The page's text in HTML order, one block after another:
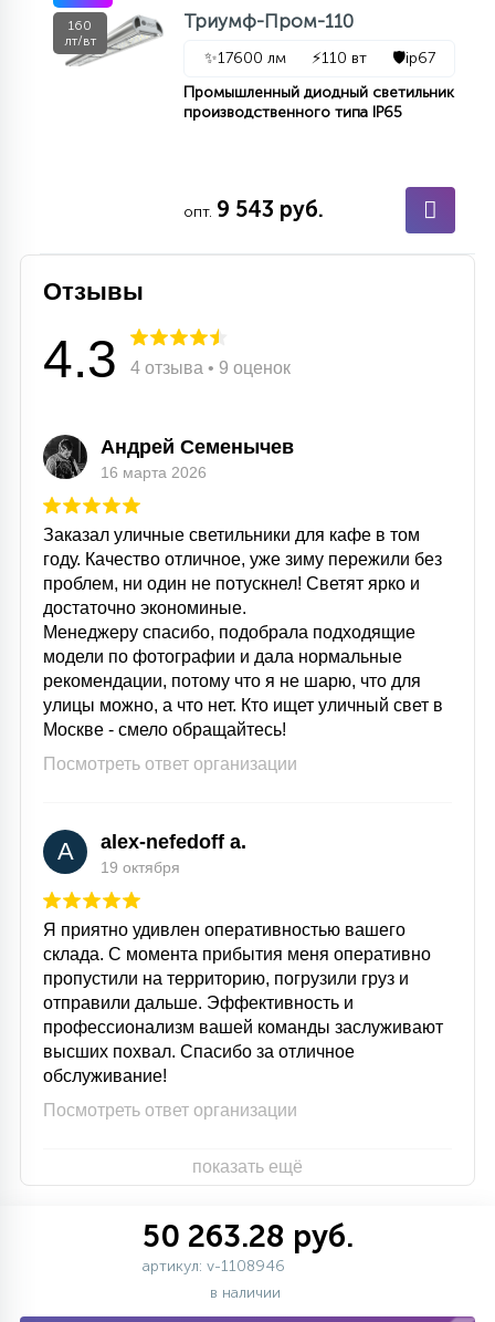
УПРАВЛЕНИЕ СВЕТОМ
КОМПЛЕКТУЮЩИЕ
СТЕКЛЯННЫЕ
ПОДВЕСНЫЕ
НАПОЛЬНЫЕ
НАСТЕННЫЕ
С УПРАВЛЕНИЕМ
АКСЕССУАРЫ
160
лт/вт
Триумф-Пром-110
✨17600 лм ⚡110 вт 🛡️ip67
Промышленный диодный светильник
производственного типа IP65
опт. 9 543 руб.
Отзывы
4.3 4 отзыва • 9 оценок
Андрей Семенычев
16 марта 2026
Заказал уличные светильники для кафе в том
году. Качество отличное, уже зиму пережили без
проблем, ни один не потускнел! Светят ярко и
достаточно экономиные.
Менеджеру спасибо, подобрала подходящие
модели по фотографии и дала нормальные
рекомендации, потому что я не шарю, что для
улицы можно, а что нет. Кто ищет уличный свет в
Москве - смело обращайтесь!
Посмотреть ответ организации
A alex-nefedoff a.
19 октября
Я приятно удивлен оперативностью вашего
склада. С момента прибытия меня оперативно
пропустили на территорию, погрузили груз и
отправили дальше. Эффективность и
профессионализм вашей команды заслуживают
высших похвал. Спасибо за отличное
обслуживание!
Посмотреть ответ организации
показать ещё
50 263.28 руб.
артикул: v-1108946
в наличии